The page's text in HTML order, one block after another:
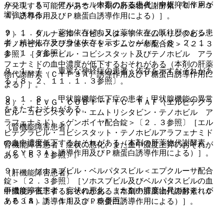
が発現する可能性がある（本剤の肝薬物代謝酵素（ＣＹＰ３
Ａ）誘導作用及びＰ糖蛋白誘導作用による）］。
７）． ダルナビル・コビシスタット・エムトリシタビン・
テノホビル アラフェナミド＜シムツーザ配合錠＞〔２．３
参照〕［ダルナビル・コビシスタット及びテノホビル アラ
フェナミドの血中濃度が低下するおそれがある（本剤の肝薬
物代謝酵素（ＣＹＰ３Ａ）誘導作用及びＰ糖蛋白誘導作用に
よる）］。
８）． ＥＶＧ・ＣＯＢＩ・ＦＴＣ・ＴＡＦ（エルビテグラ
ビル・コビシスタット・エムトリシタビン・テノホビル ア
ラフェナミド）＜ゲンボイヤ配合錠＞〔２．３参照〕［エル
ビテグラビル・コビシスタット・テノホビルアラフェナミド
の血中濃度低下するおそれがある（本剤の肝薬物代謝酵素
（ＣＹＰ３Ａ）誘導作用及びＰ糖蛋白誘導作用による）］。
９）． ソホスブビル・ベルパタスビル＜エプクルーサ配合
錠＞〔２．３参照〕［ソホスブビル及びベルパタスビルの血
中濃度が低下するおそれがある（本剤の肝薬物代謝酵素（Ｃ
ＹＰ３Ａ）誘導作用及びＰ糖蛋白誘導作用による）］。
９．１．５． アルコール中毒のある患者：中枢抑制作用が
増強される。
９．１．６． 薬物依存傾向又は薬物依存の既往歴のある患
者：精神依存及び身体依存を示すことがある〔８．２、１
１．１．３参照〕。
９．１．７． 重篤な神経症の患者：依存を示すおそれがあ
る〔８．２、１１．１．３参照〕。
９．１．８． 甲状腺機能低下症の患者：甲状腺機能の異常
をきたすおそれがある。
（腎機能障害患者）
腎機能障害患者：症状の悪化、また血中濃度上昇のおそれが
ある〔８．１参照〕。
（肝機能障害患者）
肝機能障害患者：症状の悪化、また血中濃度上昇のおそれが
ある〔８．１、１１．１．５参照〕。